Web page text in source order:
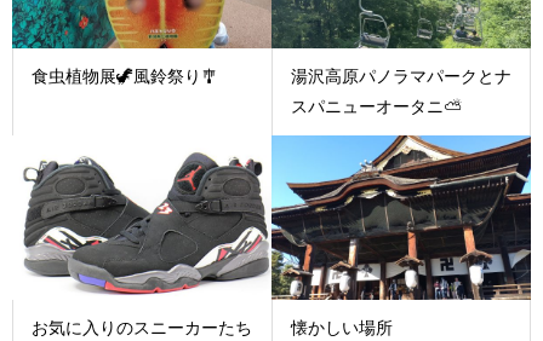
食虫植物展🦖風鈴祭り🎐
湯沢高原パノラマパークとナ
スパニューオータニ⛅
お気に入りのスニーカーたち 懐かしい場所